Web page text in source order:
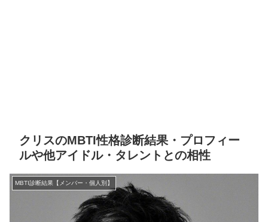
クリスのMBTI性格診断結果・プロフィー
ルや他アイドル・タレントとの相性
MBTI診断結果【メンバー・個人別】